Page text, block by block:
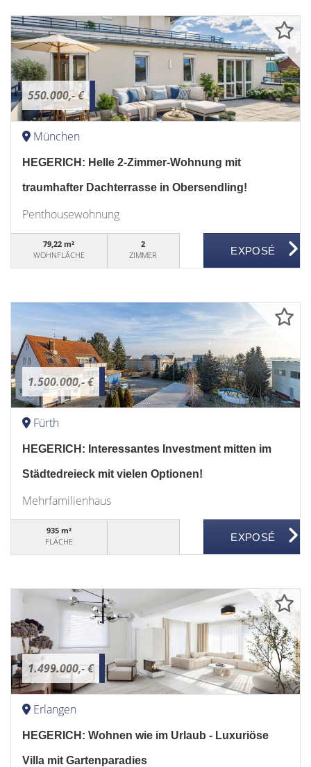
550.000,- €
München
HEGERICH: Helle 2-Zimmer-Wohnung mit
traumhafter Dachterrasse in Obersendling!
Penthousewohnung
79,22 m²
WOHNFLÄCHE
2
ZIMMER
1.500.000,- €
Fürth
HEGERICH: Interessantes Investment mitten im
Städtedreieck mit vielen Optionen!
Mehrfamilienhaus
935 m²
FLÄCHE
1.499.000,- €
Erlangen
HEGERICH: Wohnen wie im Urlaub - Luxuriöse
Villa mit Gartenparadies